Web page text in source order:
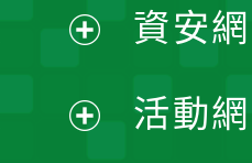
單
選
單
開
選
開
資安
活動